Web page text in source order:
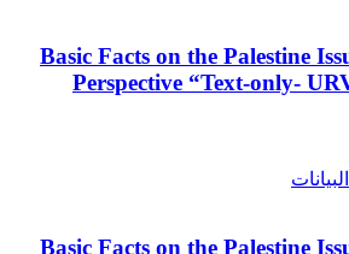
Basic Facts on the Palestine
Perspective “Text-only-
البيانات
Basic Facts on the Palestine